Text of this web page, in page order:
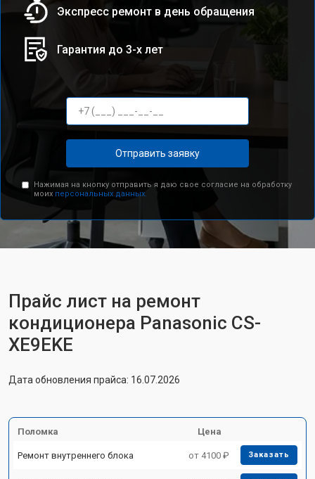
Экспресс ремонт в день обращения
Гарантия до 3-х лет
Отправить заявку
Нажимая на кнопку отправить я даю свое согласие на обработку
моих персональных данных.
Прайс лист на ремонт
кондиционера Panasonic CS-
XE9EKE
Дата обновления прайса: 16.07.2026
Поломка Цена
Ремонт внутреннего блока от 4100 ₽ Заказать